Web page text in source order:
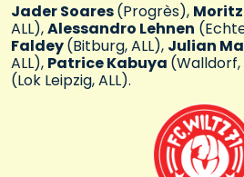
Jader Soares(Progrès),
ALL),Alessandro Lehnen
Faldey(Bitburg, ALL), Julian
ALL), Patrice Kabuya (Walldorf,
(Lok Leipzig, ALL).